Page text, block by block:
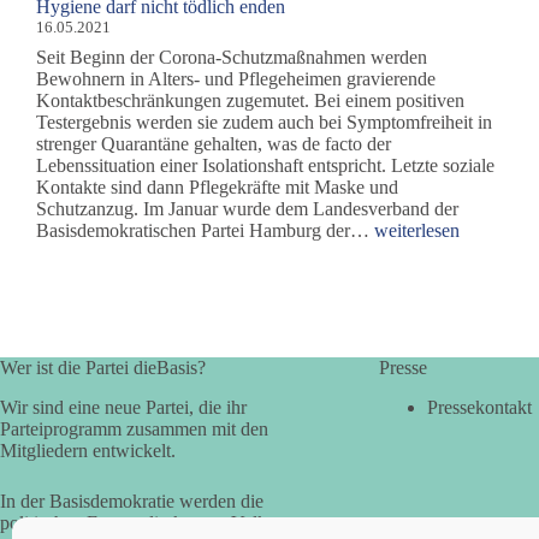
Impfung
gegen
Covid-
19
Hygiene darf nicht tödlich enden
16.05.2021
Seit Beginn der Corona-Schutzmaßnahmen werden
Bewohnern in Alters- und Pflegeheimen gravierende
Kontaktbeschränkungen zugemutet. Bei einem positiven
Testergebnis werden sie zudem auch bei Symptomfreiheit in
strenger Quarantäne gehalten, was de facto der
Lebenssituation einer Isolationshaft entspricht. Letzte soziale
Kontakte sind dann Pflegekräfte mit Maske und
Schutzanzug. Im Januar wurde dem Landesverband der
Basisdemokratischen Partei Hamburg der…Hygiene
weiterlesen
Wer ist die Partei dieBasis?
Wir sind eine neue Partei, die ihr
Parteiprogramm zusammen mit den
Mitgliedern entwickelt.
In der Basisdemokratie werden die
politischen Fragen direkt vom Volk
Presse
Pressekontakt